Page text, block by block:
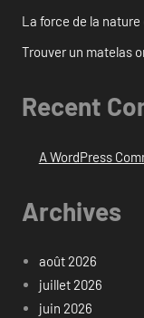
La force de la
Trouver un matelas
Recent
A WordPress
Archives
août 2026
juillet 2026
juin 2026